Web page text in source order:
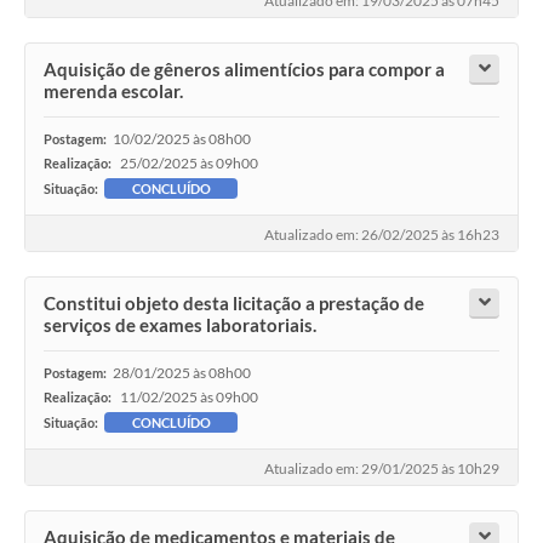
Aquisição de gêneros alimentícios para compor a
merenda escolar.
Postagem: 10/02/2025 às 08h00
Realização: 25/02/2025 às 09h00
Situação: CONCLUÍDO
Atualizado em: 26/02/2025 às 16h23
Constitui objeto desta licitação a prestação de
serviços de exames laboratoriais.
Postagem: 28/01/2025 às 08h00
Realização: 11/02/2025 às 09h00
Situação: CONCLUÍDO
Atualizado em: 29/01/2025 às 10h29
Aquisição de medicamentos e materiais de